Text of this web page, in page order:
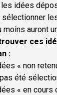
idées
moins auront
ces
:
« non
pas été
« en cours